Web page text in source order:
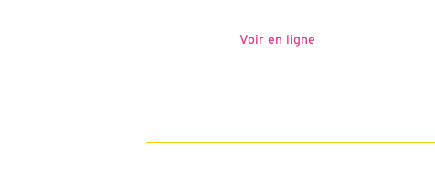
Voir en ligne